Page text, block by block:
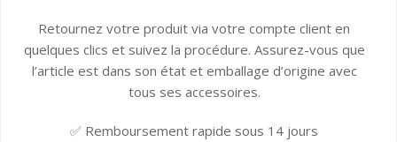
Retournez votre produit via votre compte client en
quelques clics et suivez la procédure. Assurez-vous que
l’article est dans son état et emballage d’origine avec
tous ses accessoires.
✅ Remboursement rapide sous 14 jours